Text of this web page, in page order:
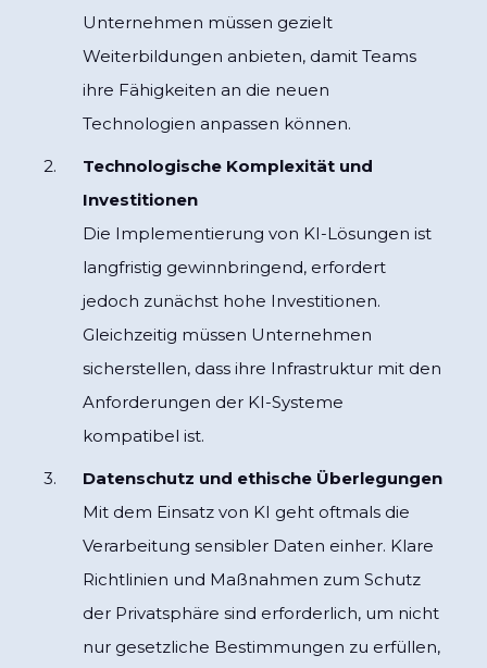
Unternehmen müssen gezielt
Weiterbildungen anbieten, damit Teams
ihre Fähigkeiten an die neuen
Technologien anpassen können.
Technologische Komplexität und
Investitionen
Die Implementierung von KI-Lösungen ist
langfristig gewinnbringend, erfordert
jedoch zunächst hohe Investitionen.
Gleichzeitig müssen Unternehmen
sicherstellen, dass ihre Infrastruktur mit den
Anforderungen der KI-Systeme
kompatibel ist.
Datenschutz und ethische Überlegungen
Mit dem Einsatz von KI geht oftmals die
Verarbeitung sensibler Daten einher. Klare
Richtlinien und Maßnahmen zum Schutz
der Privatsphäre sind erforderlich, um nicht
nur gesetzliche Bestimmungen zu erfüllen,